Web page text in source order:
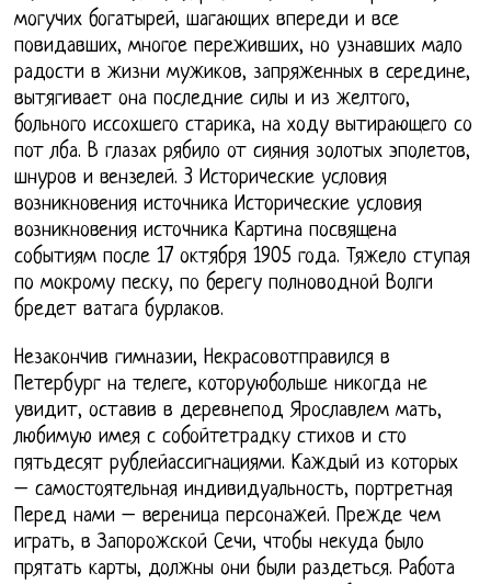
могучих богатырей, шагающих впереди и все
повидавших, многое переживших, но узнавших мало
радости в жизни мужиков, запряженных в середине,
вытягивает она последние силы и из желтого,
больного иссохшего старика, на ходу вытирающего со
пот лба. В глазах рябило от сияния золотых эполетов,
шнуров и вензелей. 3 Исторические условия
возникновения источника Исторические условия
возникновения источника Картина посвящена
событиям после 17 октября 1905 года. Тяжело ступая
по мокрому песку, по берегу полноводной Волги
бредет ватага бурлаков.
Незакончив гимназии, Некрасовотправился в
Петербург на телеге, которуюбольше никогда не
увидит, оставив в деревнепод Ярославлем мать,
любимую имея с собойтетрадку стихов и сто
пятьдесят рублейассигнациями. Каждый из которых
– самостоятельная индивидуальность, портретная
Перед нами – вереница персонажей. Прежде чем
играть, в Запорожской Сечи, чтобы некуда было
прятать карты, должны они были раздеться. Работа